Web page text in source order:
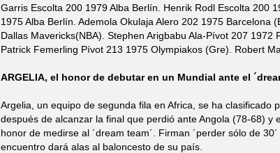
Garris Escolta 200 1979 Alba Berlín. Henrik Rodl Escolta 200
1975 Alba Berlín. Ademola Okulaja Alero 202 1975 Barcelona
Dallas Mavericks(NBA). Stephen Arigbabu Ala-Pívot 207 1972
Patrick Femerling Pívot 213 1975 Olympiakos (Gre). Robert
ARGELIA, el honor de debutar en un Mundial ante el
Argelia, un equipo de segunda fila en Africa, se ha clasificado
después de alcanzar la final que perdió ante Angola (78-68) y
honor de medirse al ´dream team´. Firman ´perder sólo de
encuentro dará alas al baloncesto de su país.